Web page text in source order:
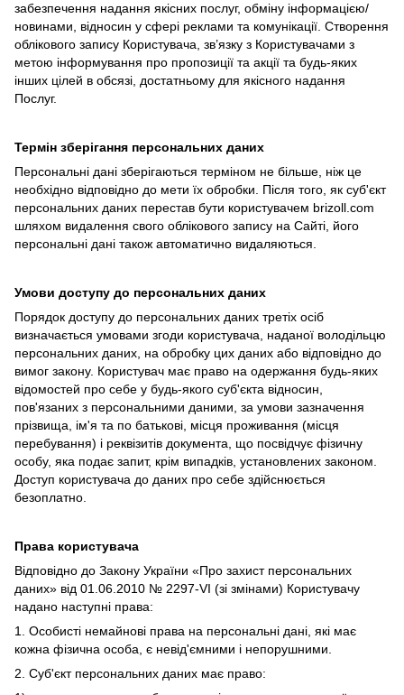
забезпечення надання якісних послуг, обміну інформацією/
новинами, відносин у сфері реклами та комунікації. Створення
облікового запису Користувача, зв’язку з Користувачами з
метою інформування про пропозиції та акції та будь-яких
інших цілей в обсязі, достатньому для якісного надання
Послуг.
Термін зберігання персональних даних
Персональні дані зберігаються терміном не більше, ніж це
необхідно відповідно до мети їх обробки. Після того, як суб'єкт
персональних даних перестав бути користувачем brizoll.com
шляхом видалення свого облікового запису на Сайті, його
персональні дані також автоматично видаляються.
Умови доступу до персональних даних
Порядок доступу до персональних даних третіх осіб
визначається умовами згоди користувача, наданої володільцю
персональних даних, на обробку цих даних або відповідно до
вимог закону. Користувач має право на одержання будь-яких
відомостей про себе у будь-якого суб'єкта відносин,
пов'язаних з персональними даними, за умови зазначення
прізвища, ім'я та по батькові, місця проживання (місця
перебування) і реквізитів документа, що посвідчує фізичну
особу, яка подає запит, крім випадків, установлених законом.
Доступ користувача до даних про себе здійснюється
безоплатно.
Права користувача
Відповідно до Закону України «Про захист персональних
даних» від 01.06.2010 № 2297-VI (зі змінами) Користувачу
надано наступні права:
1. Особисті немайнові права на персональні дані, які має
кожна фізична особа, є невід'ємними і непорушними.
2. Суб'єкт персональних даних має право: